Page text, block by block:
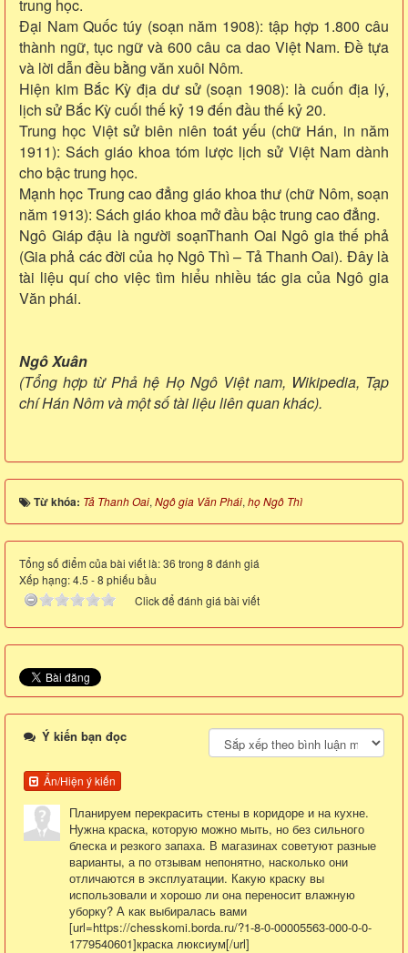
trung học.
Đại Nam Quốc túy (soạn năm 1908): tập hợp 1.800 câu
thành ngữ, tục ngữ và 600 câu ca dao Việt Nam. Đề tựa
và lời dẫn đều bằng văn xuôi Nôm.
Hiện kim Bắc Kỳ địa dư sử (soạn 1908): là cuốn địa lý,
lịch sử Bắc Kỳ cuối thế kỷ 19 đến đầu thế kỷ 20.
Trung học Việt sử biên niên toát yếu (chữ Hán, in năm
1911): Sách giáo khoa tóm lược lịch sử Việt Nam dành
cho bậc trung học.
Mạnh học Trung cao đẳng giáo khoa thư (chữ Nôm, soạn
năm 1913): Sách giáo khoa mở đầu bậc trung cao đẳng.
Ngô Giáp đậu là người soạnThanh Oai Ngô gia thế phả
(Gia phả các đời của họ Ngô Thì – Tả Thanh Oai). Đây là
tài liệu quí cho việc tìm hiểu nhiều tác gia của Ngô gia
Văn phái.
Ngô Xuân
(Tổng hợp từ Phả hệ Họ Ngô Việt nam, Wikipedia, Tạp
chí Hán Nôm và một số tài liệu liên quan khác).
Từ khóa: Tả Thanh Oai, Ngô gia Văn Phái, họ Ngô Thì
Tổng số điểm của bài viết là: 36 trong 8 đánh giá
Xếp hạng:4.5 -8 phiếu bầu
Click để đánh giá bài viết
Ý kiến bạn đọc
Ẩn/Hiện ý kiến
Планируем перекрасить стены в коридоре и на кухне.
Нужна краска, которую можно мыть, но без сильного
блеска и резкого запаха. В магазинах советуют разные
варианты, а по отзывам непонятно, насколько они
отличаются в эксплуатации. Какую краску вы
использовали и хорошо ли она переносит влажную
уборку? А как выбиралась вами
[url=https://chesskomi.borda.ru/?1-8-0-00005563-000-0-0-
1779540601]краска люксиум[/url]